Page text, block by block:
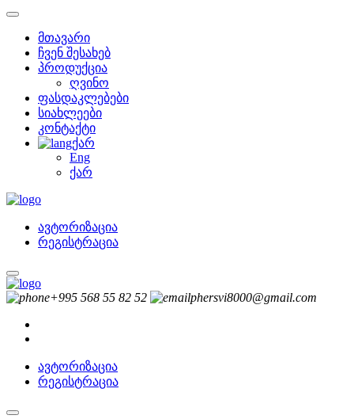
მთავარი
ჩვენ შესახებ
პროდუქცია
ღვინო
ფასდაკლებები
სიახლეები
კონტაქტი
ქარ
Eng
ქარ
ავტორიზაცია
რეგისტრაცია
+995 568 55 82 52 phersvi8000@gmail.com
ავტორიზაცია
რეგისტრაცია